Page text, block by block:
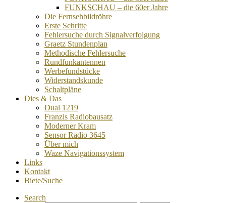
FUNKSCHAU – die 60er Jahre
Die Fernsehbildröhre
Erste Schritte
Fehlersuche durch Signalverfolgung
Graetz Stundenplan
Methodische Fehlersuche
Rundfunkantennen
Werbefundstücke
Widerstandskunde
Schaltpläne
Dies & Das
Dual 1219
Franzis Radiobausatz
Moderner Kram
Sensor Radio 3645
Über mich
Waze Navigationssystem
Links
Kontakt
Biete/Suche
Search